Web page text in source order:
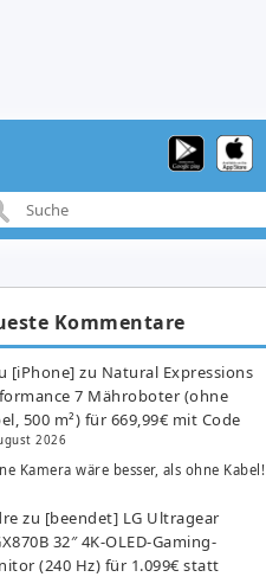
Kommentare
[iPhone] zu Natural Expressions
7 Mähroboter (ohne
500 m²) für 669,99€ mit Code
2026
Kamera wäre besser, als ohne Kabel!
zu [beendet] LG Ultragear
32″ 4K-OLED-Gaming-
(240 Hz) für 1.099€ statt